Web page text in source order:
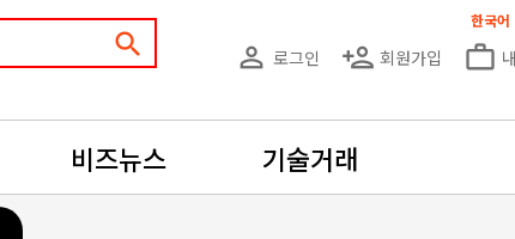
search person_outline 로그인 person_add 회원가입 work_outline
한국어
비즈뉴스 기술거래